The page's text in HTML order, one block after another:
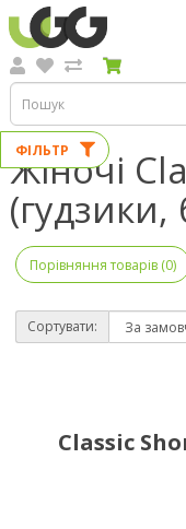
Жіночі
(гудзики,
Порівняння товарів (0)
Сортувати:
Classic
ФІЛЬТР